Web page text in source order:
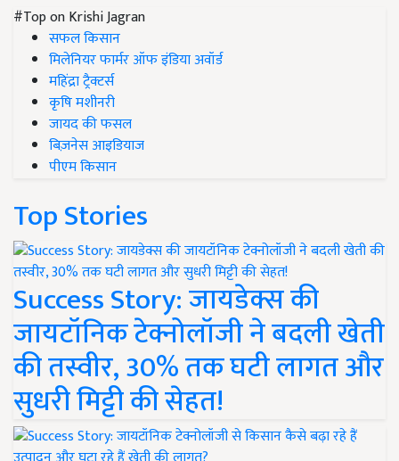
#Top on Krishi Jagran
सफल किसान
मिलेनियर फार्मर ऑफ इंडिया अवॉर्ड
महिंद्रा ट्रैक्टर्स
कृषि मशीनरी
जायद की फसल
बिज़नेस आइडियाज
पीएम किसान
Top Stories
Success Story: जायडेक्स की
जायटॉनिक टेक्नोलॉजी ने बदली खेती
की तस्वीर, 30% तक घटी लागत और
सुधरी मिट्टी की सेहत!